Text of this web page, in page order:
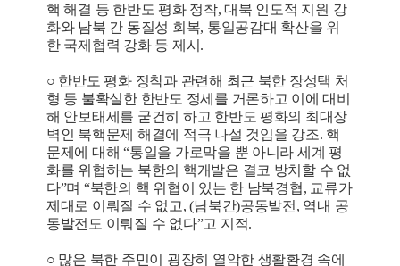
핵 해결 등 한반도 평화 정착, 대북 인도적 지원 강
화와 남북 간 동질성 회복, 통일공감대 확산을 위
한 국제협력 강화 등 제시.
○ 한반도 평화 정착과 관련해 최근 북한 장성택 처
형 등 불확실한 한반도 정세를 거론하고 이에 대비
해 안보태세를 굳건히 하고 한반도 평화의 최대장
벽인 북핵문제 해결에 적극 나설 것임을 강조. 핵
문제에 대해 “통일을 가로막을 뿐 아니라 세계 평
화를 위협하는 북한의 핵개발은 결코 방치할 수 없
다”며 “북한의 핵 위협이 있는 한 남북경협, 교류가
제대로 이뤄질 수 없고, (남북간)공동발전, 역내 공
동발전도 이뤄질 수 없다”고 지적.
○ 많은 북한 주민이 굉장히 열악한 생활환경 속에